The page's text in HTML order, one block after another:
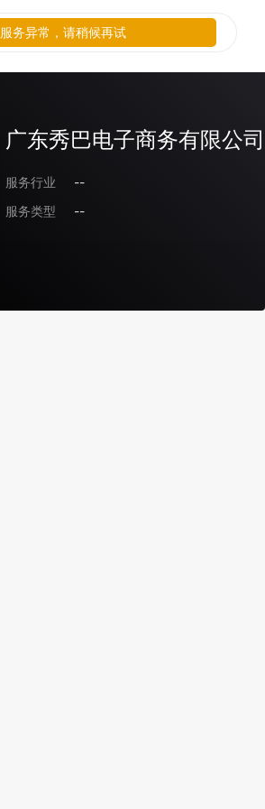
广东秀巴电子商务有限公司
服务行业
--
服务类型
--
服务异常，请稍候再试